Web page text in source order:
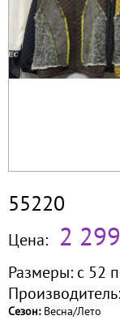
55220
Цена: 2
Размеры: с 52
Производитель:
Сезон: Весна/Лето